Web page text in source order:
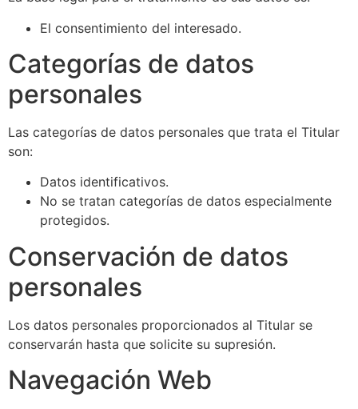
El consentimiento del interesado.
Categorías de datos
personales
Las categorías de datos personales que trata el Titular
son:
Datos identificativos.
No se tratan categorías de datos especialmente
protegidos.
Conservación de datos
personales
Los datos personales proporcionados al Titular se
conservarán hasta que solicite su supresión.
Navegación Web